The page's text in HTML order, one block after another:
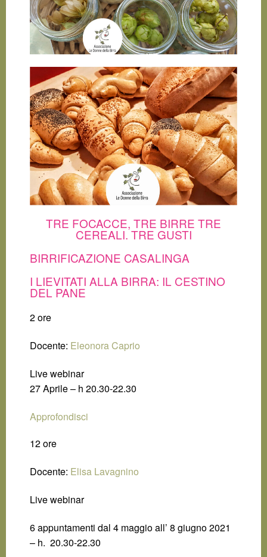
TRE FOCACCE, TRE BIRRE TRE
CEREALI. TRE GUSTI
BIRRIFICAZIONE CASALINGA
I LIEVITATI ALLA BIRRA: IL CESTINO
DEL PANE
2 ore
Docente: Eleonora Caprio
Live webinar
27 Aprile – h 20.30-22.30
Approfondisci
12 ore
Docente: Elisa Lavagnino
Live webinar
6 appuntamenti dal 4 maggio all’ 8 giugno 2021
– h. 20.30-22.30